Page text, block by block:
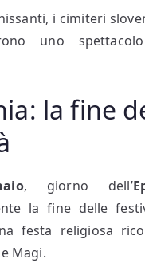
i cimiteri
uno
la fine
, giorno dell’
la fine delle
festa religiosa
Magi.